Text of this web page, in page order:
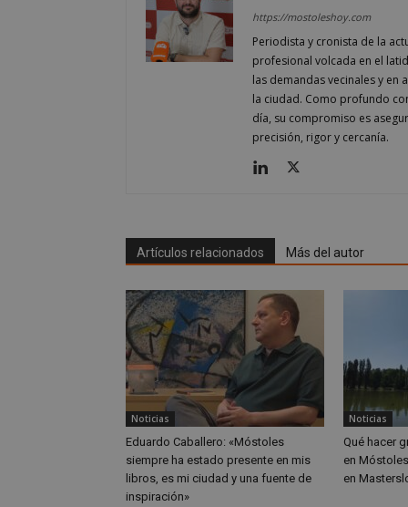
https://mostoleshoy.com
Periodista y cronista de la
profesional volcada en el
las demandas vecinales y
la ciudad. Como profundo
día, su compromiso es
precisión, rigor y cercanía.
Artículos relacionados Más del autor
Noticias
Eduardo Caballero: «Móstoles
siempre ha estado presente en mis
libros, es mi ciudad y una fuente de
inspiración»
Noticias
Qué hacer
en
en
Nombre
OAID
_ga_CJ6TH46G2D
Nombre
YSC
NID
/
vuid
Inc.
_cfuvid
Nombre